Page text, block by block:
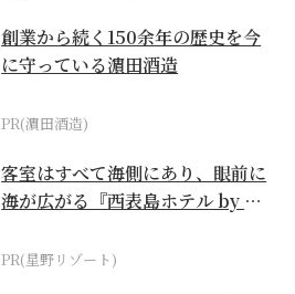
創業から続く150余年の歴史を今
に守っている濵田酒造
PR(濵田酒造)
客室はすべて海側にあり、眼前に
海が広がる『西表島ホテル by 星
PR(星野リゾート)